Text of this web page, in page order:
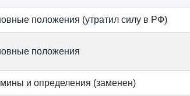
положения (утратил силу в РФ)
положения
и определения (заменен)